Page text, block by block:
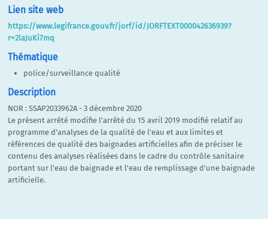
Lien site web
https://www.legifrance.gouv.fr/jorf/id/JORFTEXT000042636939?
r=2laJuKi7mq
Thématique
police/surveillance qualité
Description
NOR : SSAP2033962A - 3 décembre 2020
Le présent arrêté modifie l'arrêté du 15 avril 2019 modifié relatif au
programme d'analyses de la qualité de l'eau et aux limites et
références de qualité des baignades artificielles afin de préciser le
contenu des analyses réalisées dans le cadre du contrôle sanitaire
portant sur l'eau de baignade et l'eau de remplissage d'une baignade
artificielle.